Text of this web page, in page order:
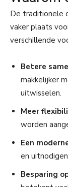
De traditionele
vaker plaats
verschillende
Betere
makkelijker
uitwisselen.
Meer
worden
Een
en
Besparing